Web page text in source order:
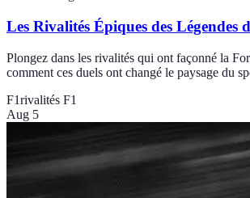
Les Rivalités Épiques des Légendes
Plongez dans les rivalités qui ont façonné la
comment ces duels ont changé le paysage du
F1rivalités F1
Aug 5